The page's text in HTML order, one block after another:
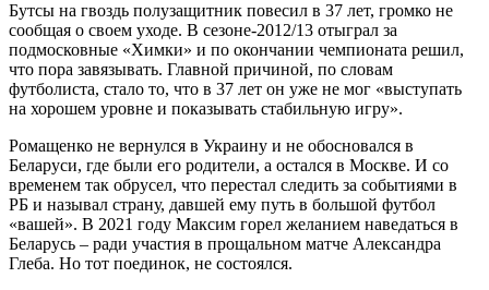
Бутсы на гвоздь полузащитник повесил в 37 лет, громко не
сообщая о своем уходе. В сезоне-2012/13 отыграл за
подмосковные «Химки» и по окончании чемпионата решил,
что пора завязывать. Главной причиной, по словам
футболиста, стало то, что в 37 лет он уже не мог «выступать
на хорошем уровне и показывать стабильную игру».
Ромащенко не вернулся в Украину и не обосновался в
Беларуси, где были его родители, а остался в Москве. И со
временем так обрусел, что перестал следить за событиями в
РБ и называл страну, давшей ему путь в большой футбол
«вашей». В 2021 году Максим горел желанием наведаться в
Беларусь – ради участия в прощальном матче Александра
Глеба. Но тот поединок, не состоялся.